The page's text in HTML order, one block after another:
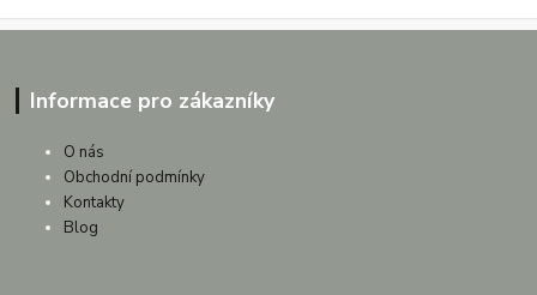
Informace pro zákazníky
O nás
Obchodní podmínky
Kontakty
Blog